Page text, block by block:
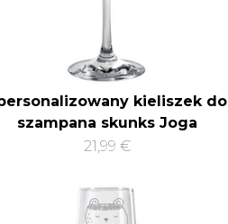
kieliszek do
szampana skunks Joga
21,99 €